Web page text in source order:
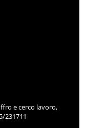
e cerco lavoro,
231711